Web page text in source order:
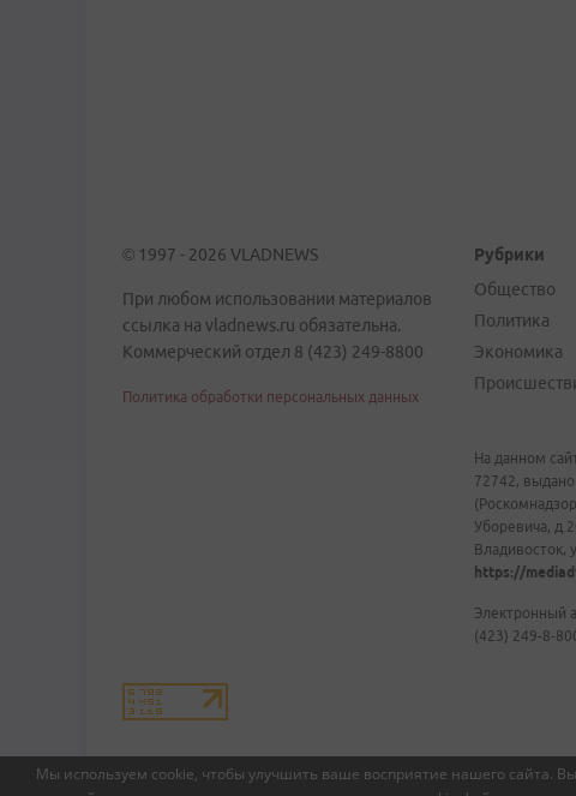
Мы используем cookie, чтобы улучшить ваше восприятие нашего сайта.
© 1997 - 2026 VLADNEWS
При любом использовании материалов
ссылка на vladnews.ru обязательна.
Коммерческий отдел 8 (423) 249-8800
Политика обработки персональных данных
Рубрики
Общество
Политика
Экономика
На данном
72742,
Уборевича,
Владивосток,
https://
Электронный
(423) 249-8-